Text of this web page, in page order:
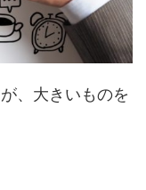
、大きいものを